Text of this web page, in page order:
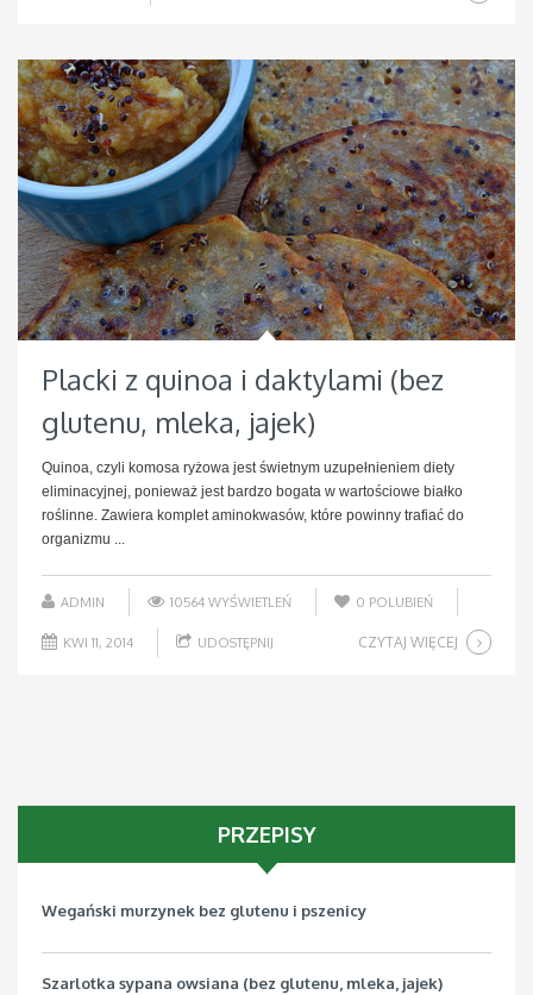
Placki z quinoa i daktylami (bez
glutenu, mleka, jajek)
Quinoa, czyli komosa ryżowa jest świetnym uzupełnieniem diety
eliminacyjnej, ponieważ jest bardzo bogata w wartościowe białko
roślinne. Zawiera komplet aminokwasów, które powinny trafiać do
organizmu ...
ADMIN 10564 WYŚWIETLEŃ 0 POLUBIEŃ
KWI 11, 2014 UDOSTĘPNIJ CZYTAJ WIĘCEJ
PRZEPISY
Wegański murzynek bez glutenu i pszenicy
Szarlotka sypana owsiana (bez glutenu, mleka, jajek)